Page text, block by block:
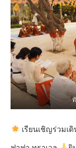
เรียนเชิญร่วมเ